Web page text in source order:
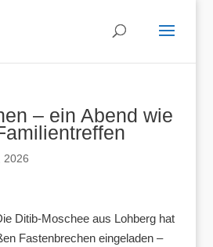
– ein Abend wie
2026
Ditib-Moschee aus Lohberg hat
Fastenbrechen eingeladen –